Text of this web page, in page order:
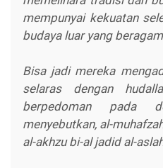
mempunyai kekuatan
budaya luar yang
Bisa jadi mereka
selaras dengan
berpedoman pada
menyebutkan, al-
al-akhzu bi-al jadid al-